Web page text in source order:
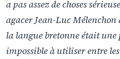
a pas assez de choses
agacer Jean-Luc
la langue bretonne était une
impossible à utiliser entre